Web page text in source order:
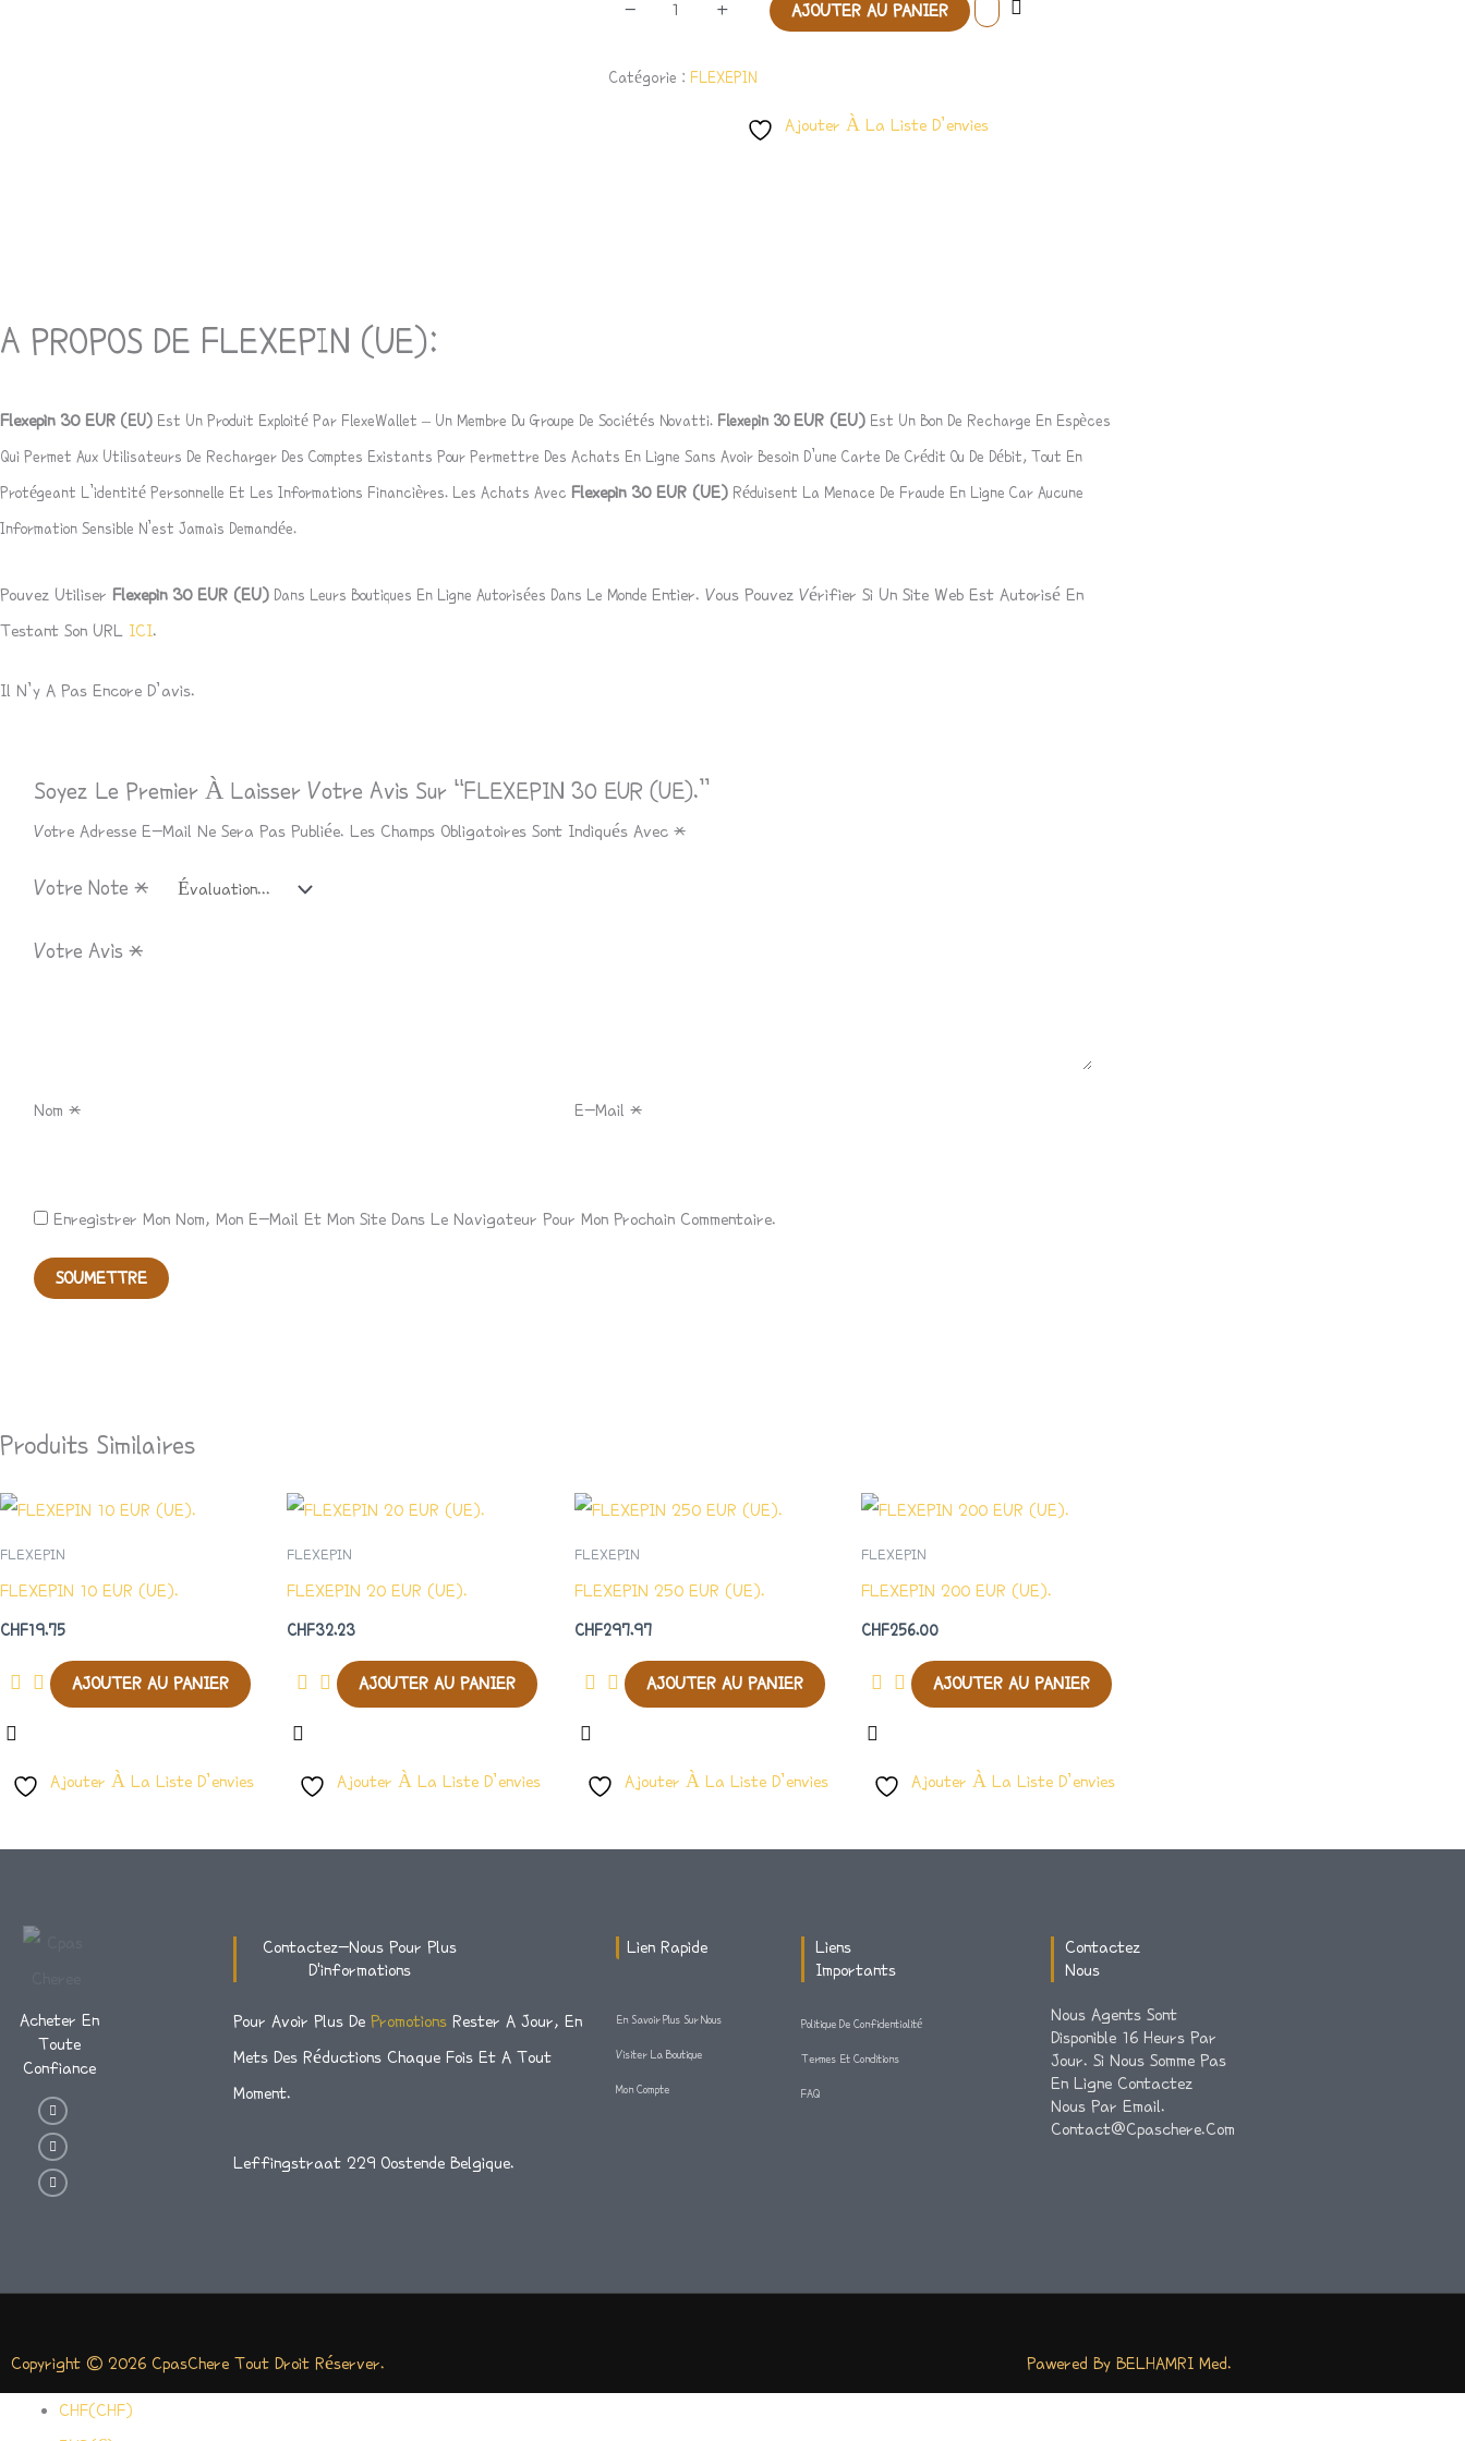
- + AJOUTER AU PANIER
Catégorie : FLEXEPIN
Ajouter À La Liste D’envies
A PROPOS DE FLEXEPIN (UE):
Flexepin 30 EUR (EU) Est Un Produit Exploité Par FlexeWallet – Un Membre Du Groupe De Sociétés Novatti. Flexepin 30 EUR (EU) Est Un Bon De Recharge En Espèces
Qui Permet Aux Utilisateurs De Recharger Des Comptes Existants Pour Permettre Des Achats En Ligne Sans Avoir Besoin D’une Carte De Crédit Ou De Débit, Tout En
Protégeant L’identité Personnelle Et Les Informations Financières. Les Achats Avec Flexepin 30 EUR (UE) Réduisent La Menace De Fraude En Ligne Car Aucune
Information Sensible N’est Jamais Demandée.
Pouvez Utiliser Flexepin 30 EUR (EU) Dans Leurs Boutiques En Ligne Autorisées Dans Le Monde Entier. Vous Pouvez Vérifier Si Un Site Web Est Autorisé En
Testant Son URL ICI.
Il N’y A Pas Encore D’avis.
Soyez Le Premier À Laisser Votre Avis Sur “FLEXEPIN 30 EUR (UE).”
Votre Adresse E-Mail Ne Sera Pas Publiée. Les Champs Obligatoires Sont Indiqués Avec*
Votre Note*
Votre Avis*
Nom* E-Mail *
Enregistrer Mon Nom, Mon E-Mail Et Mon Site Dans Le Navigateur Pour Mon Prochain Commentaire.
Produits Similaires
FLEXEPIN
FLEXEPIN 10 EUR (UE).
CHF19.75
AJOUTER AU PANIER
Ajouter À La Liste D’envies
FLEXEPIN
FLEXEPIN 20 EUR (UE).
CHF32.23
AJOUTER AU PANIER
Ajouter À La Liste D’envies
FLEXEPIN
FLEXEPIN 250 EUR (UE).
CHF297.97
AJOUTER AU PANIER
Ajouter À La Liste D’envies
FLEXEPIN
FLEXEPIN 200 EUR (UE).
CHF256.00
AJOUTER AU PANIER
Ajouter À La Liste D’envies
Acheter En
Toute
Confiance
I
N
S
T
A
G
R
A
M
T
W
I
T
T
E
R
F
A
C
E
B
O
O
K
-
Contactez-Nous Pour Plus
D'informations
Pour Avoir Plus DePromotionsRester A Jour, En
Mets Des Réductions Chaque Fois Et A Tout
Moment.
Leffingstraat 229 Oostende Belgique.
Lien Rapide
En Savoir Plus Sur Nous
Visiter La Boutique
Mon Compte
Liens
Importants
Politique De Confidentialité
Termes Et Conditions
FAQ
Contactez
Nous
Nous Agents Sont
Disponible 16 Heurs Par
Jour. Si Nous Somme Pas
En Ligne Contactez
Nous Par Email.
Contact@cpaschere.com
Copyright © 2026 CpasChere Tout Droit Réserver. Pawered By BELHAMRI Med.
CHF(CHF)